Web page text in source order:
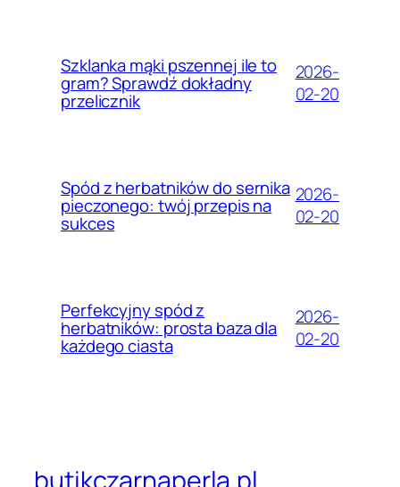
Szklanka mąki pszennej ile to
gram? Sprawdź dokładny
przelicznik
2026-
02-20
Spód z herbatników do sernika
pieczonego: twój przepis na
sukces
2026-
02-20
Perfekcyjny spód z
herbatników: prosta baza dla
każdego ciasta
2026-
02-20